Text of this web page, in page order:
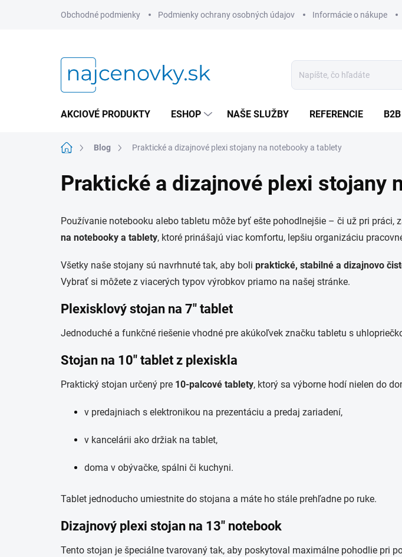
Obchodné podmienky Podmienky ochrany osobných údajov Informácie o nákupe
AKCIOVÉ PRODUKTY ESHOP NAŠE SLUŽBY REFERENCIE
DomovBlog Praktické a dizajnové plexi stojany na notebooky a tablety
Praktické a dizajnové plexi stojany
Používanie notebooku alebo tabletu môže byť ešte pohodlnejšie – či už pri práci,
na notebooky a tablety, ktoré prinášajú viac komfortu, lepšiu organizáciu
Všetky naše stojany sú navrhnuté tak, aby boli praktické, stabilné a dizajnovo
Vybrať si môžete z viacerých typov výrobkov priamo na našej stránke.
Plexisklový stojan na 7" tablet
Jednoduché a funkčné riešenie vhodné pre akúkoľvek značku tabletu s
Stojan na 10" tablet z plexiskla
Praktický stojan určený pre 10-palcové tablety, ktorý sa výborne hodí nielen do
v predajniach s elektronikou na prezentáciu a predaj zariadení,
v kancelárii ako držiak na tablet,
doma v obývačke, spálni či kuchyni.
Tablet jednoducho umiestnite do stojana a máte ho stále prehľadne po ruke.
Dizajnový plexi stojan na 13" notebook
Tento stojan je špeciálne tvarovaný tak, aby poskytoval maximálne pohodlie pri